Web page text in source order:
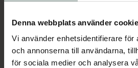
Denna webbplats använder
Vi använder enhetsidentifierare för
och annonserna till användarna,
för sociala medier och analysera
Jämförpris 39,90 kr/st
EAN:07046110031643
Kategorier: